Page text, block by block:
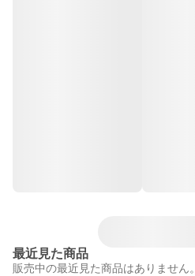
最近見た商品
販売中の最近見た商品はありません。